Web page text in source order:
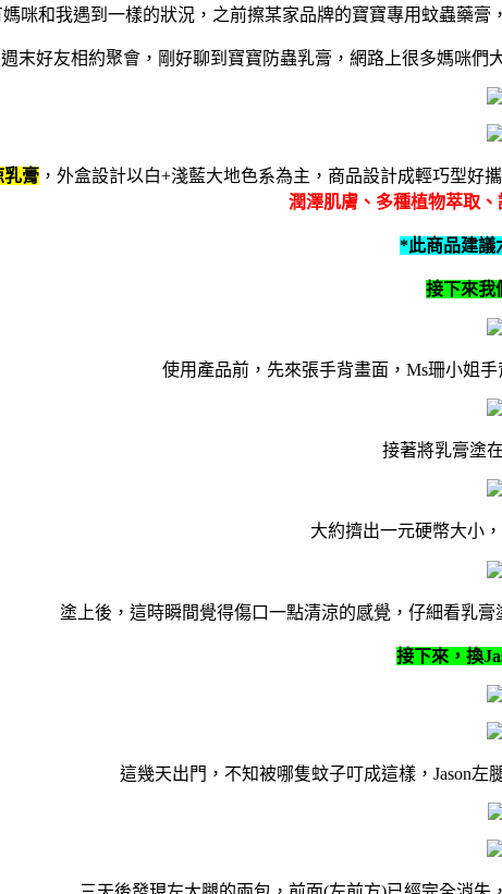
咪和我遇到一樣的狀況，之前擦某家品牌的寶寶專用蚊蟲藥
週末好友相約聚會，剛好聊到寶寶防蟲乳膏，網路上很多媽咪們
乳膏，外盒設計以白+淺藍大地色系為主，商品設計成輕巧型好
潤澤肌膚、多種植物萃取
*此商品建議
接下來我
使用產品前，先來張手背畫面， Ms珊小姐手
接著將乳膏塗
大約擠出一元硬幣大小
塗上後，這時瞬間覺得傷口一點清涼的感覺，仔細看乳
接下來，換
這幾天出門，不知被哪隻蚊子叮成這樣， Jason左